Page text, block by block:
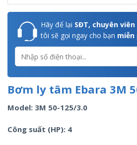
Hãy để lại SĐT, chuyên
tôi sẽ gọi ngay cho bạn miễn
Bơm ly tâm Ebara 3M
Model: 3M 50-125/3.0
Công suất (HP): 4